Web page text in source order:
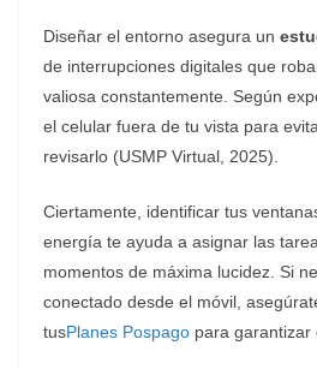
​Diseñar el entorno asegura un
de interrupciones digitales que
valiosa constantemente. Según
el celular fuera de tu vista para
revisarlo (USMP Virtual, 2025).
Ciertamente, identificar tus
energía te ayuda a asignar las
momentos de máxima lucidez. Si
conectado desde el móvil,
tusPlanes Pospago para garantizar